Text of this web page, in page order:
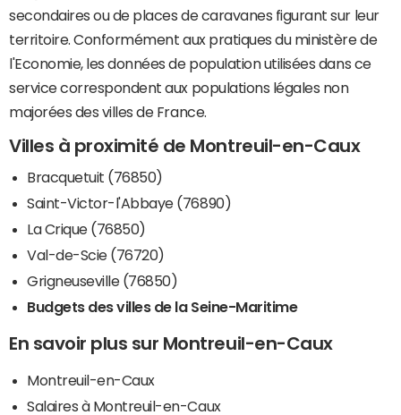
secondaires ou de places de caravanes figurant sur leur
territoire. Conformément aux pratiques du ministère de
l'Economie, les données de population utilisées dans ce
service correspondent aux populations légales non
majorées des villes de France.
Villes à proximité de Montreuil-en-Caux
Bracquetuit (76850)
Saint-Victor-l'Abbaye (76890)
La Crique (76850)
Val-de-Scie (76720)
Grigneuseville (76850)
Budgets des villes de la Seine-Maritime
En savoir plus sur Montreuil-en-Caux
Montreuil-en-Caux
Salaires à Montreuil-en-Caux